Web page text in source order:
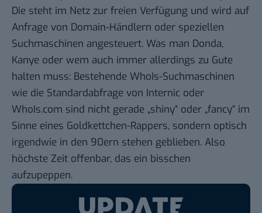
Die steht im Netz zur freien Verfügung und wird auf
Anfrage von Domain-Händlern oder speziellen
Suchmaschinen angesteuert. Was man Donda,
Kanye oder wem auch immer allerdings zu Gute
halten muss: Bestehende WhoIs-Suchmaschinen
wie die Standardabfrage von Internic oder
WhoIs.com sind nicht gerade „shiny“ oder „fancy“ im
Sinne eines Goldkettchen-Rappers, sondern optisch
irgendwie in den 90ern stehen geblieben. Also
höchste Zeit offenbar, das ein bisschen
aufzupeppen.